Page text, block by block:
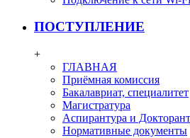
ПОСТУПЛЕНИЕ
+
ГЛАВНАЯ
Приёмная комиссия
Бакалавриат, специалитет
Магистратура
Аспирантура и
Нормативные документы